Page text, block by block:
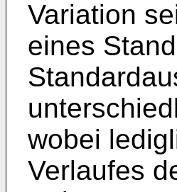
Variation
eines
wobei
Verlaufes